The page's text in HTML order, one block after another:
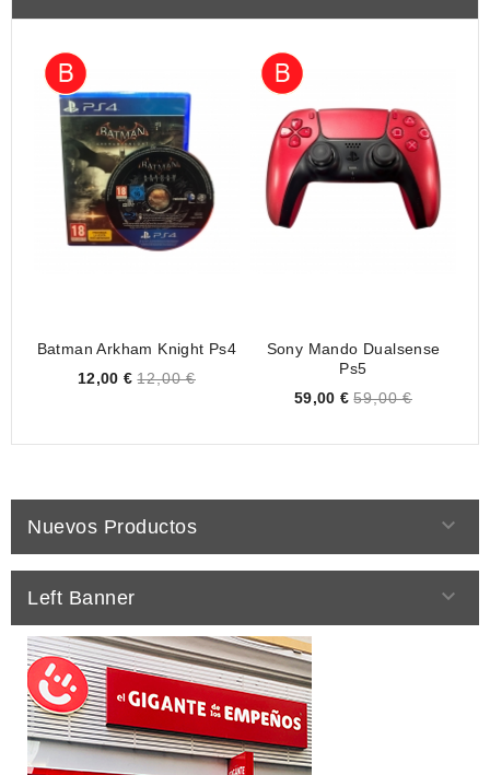
Batman Arkham Knight Ps4
Price
12,00 € 12,00 €
Sony Mando Dualsense
Ps5
Price
59,00 € 59,00 €
Nuevos Productos 
Left Banner 